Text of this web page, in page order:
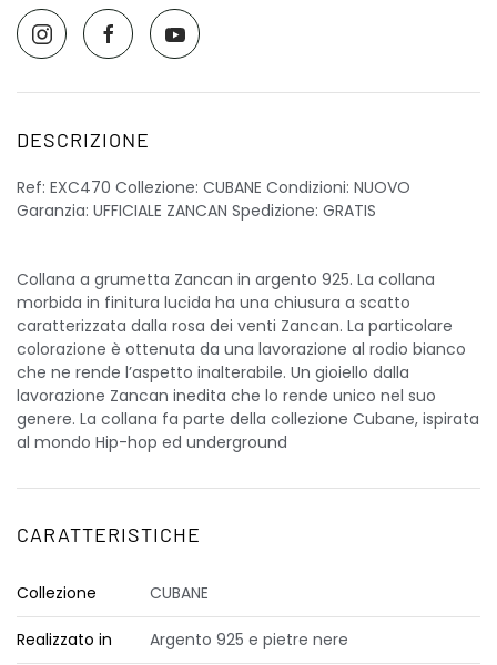
DESCRIZIONE
Ref: EXC470 Collezione: CUBANE Condizioni: NUOVO
Garanzia: UFFICIALE ZANCAN Spedizione: GRATIS
Collana a grumetta Zancan in argento 925. La collana
morbida in finitura lucida ha una chiusura a scatto
caratterizzata dalla rosa dei venti Zancan. La particolare
colorazione è ottenuta da una lavorazione al rodio bianco
che ne rende l’aspetto inalterabile. Un gioiello dalla
lavorazione Zancan inedita che lo rende unico nel suo
genere. La collana fa parte della collezione Cubane, ispirata
al mondo Hip-hop ed underground
CARATTERISTICHE
Collezione CUBANE
Realizzato in Argento 925 e pietre nere